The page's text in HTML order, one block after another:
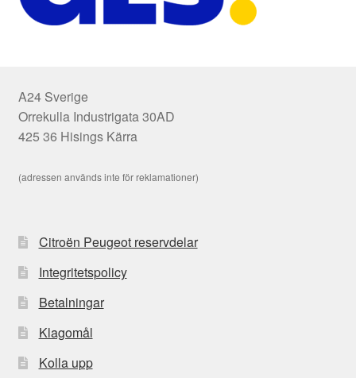
A24 Sverige
Orrekulla Industrigata 30AD
425 36 Hisings Kärra
(adressen används inte för reklamationer)
Citroën Peugeot reservdelar
Integritetspolicy
Betalningar
Klagomål
Kolla upp